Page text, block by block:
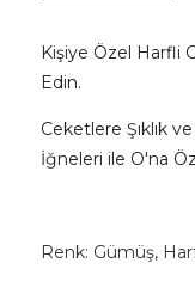
Kişiye Özel Harfli
Edin.
Ceketlere Şıklık
İğneleri ile O'na
Renk: Gümüş,